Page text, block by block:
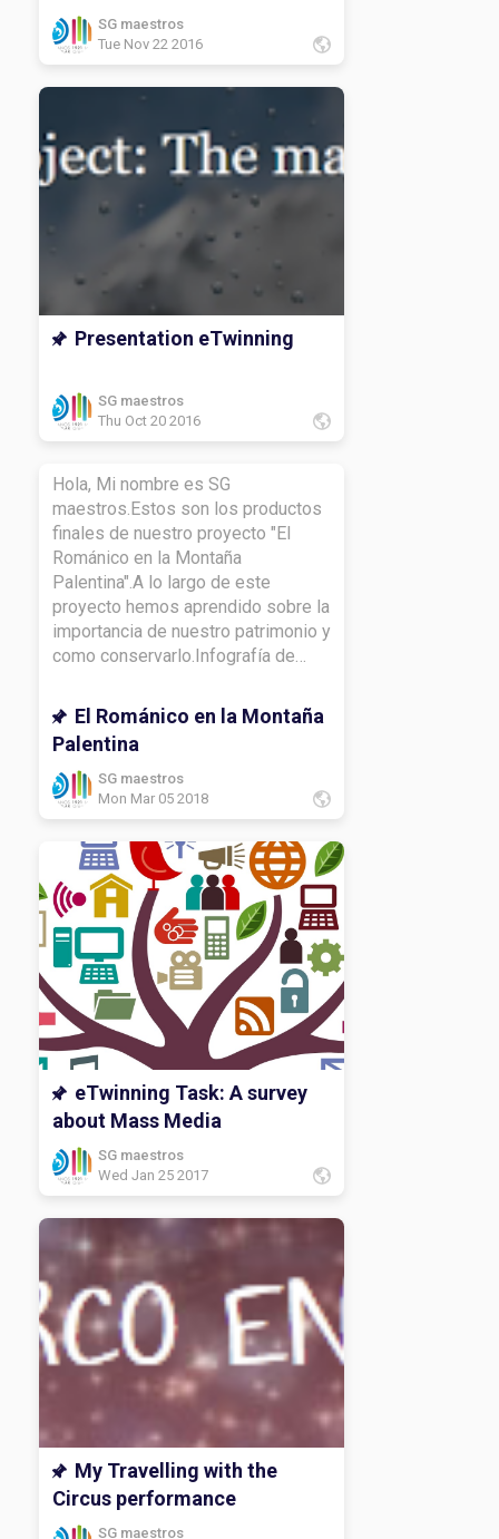
SG maestros
Tue Nov 22 2016
Presentation eTwinning
SG maestros
Thu Oct 20 2016
Hola, Mi nombre es SG
maestros.Estos son los productos
finales de nuestro proyecto "El
Románico en la Montaña
Palentina".A lo largo de este
proyecto hemos aprendido sobre la
importancia de nuestro patrimonio y
como conservarlo.Infografía de
lengua y vídeo.Infografía de
CCSS.Mapa de
matemáticas.Infografía de
inglés.Infografía de CCNN.Lema de
francés.DIARIO DE APRENDIZAJE:
proyecto?¿Qué te gustaría volver a
ver?¿Cómo has aprendido a lo largo
del proyecto?¿Qué te gustaría
conocer más sobre el
tema? Gracias por leerme.Hasta
luego.
El Románico en la Montaña
Palentina
SG maestros
Mon Mar 05 2018
eTwinning Task: A survey
about Mass Media
SG maestros
Wed Jan 25 2017
My Travelling with the
Circus performance
SG maestros